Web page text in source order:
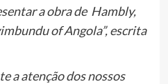
a obra de Hambly,
of Angola”, escrita
a atenção dos nossos